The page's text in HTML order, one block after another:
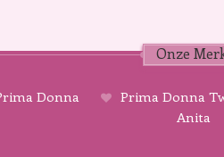
Onze
Donna Prima Donna
Anita